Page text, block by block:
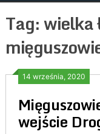
Tag:wielka
14 września, 2020
wejście